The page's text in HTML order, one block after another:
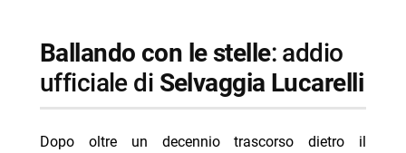
- Programmi TV oggi giovedì 6 agosto 2026 prima
serata
Ballando con le stelle: addio
ufficiale di Selvaggia Lucarelli
Dopo oltre un decennio trascorso dietro il